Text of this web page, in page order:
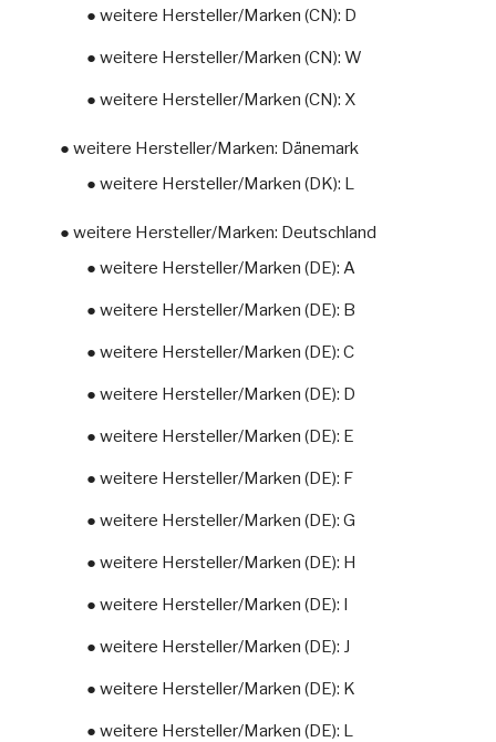
● weitere Hersteller/Marken (CN): D
● weitere Hersteller/Marken (CN): W
● weitere Hersteller/Marken (CN): X
● weitere Hersteller/Marken: Dänemark
● weitere Hersteller/Marken (DK): L
● weitere Hersteller/Marken: Deutschland
● weitere Hersteller/Marken (DE): A
● weitere Hersteller/Marken (DE): B
● weitere Hersteller/Marken (DE): C
● weitere Hersteller/Marken (DE): D
● weitere Hersteller/Marken (DE): E
● weitere Hersteller/Marken (DE): F
● weitere Hersteller/Marken (DE): G
● weitere Hersteller/Marken (DE): H
● weitere Hersteller/Marken (DE): I
● weitere Hersteller/Marken (DE): J
● weitere Hersteller/Marken (DE): K
● weitere Hersteller/Marken (DE): L